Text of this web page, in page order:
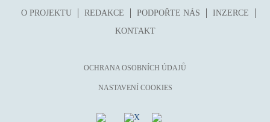
O PROJEKTU REDAKCE PODPOŘTE NÁS
INZERCE
KONTAKT
OCHRANA OSOBNÍCH ÚDAJŮ
NASTAVENÍ COOKIES